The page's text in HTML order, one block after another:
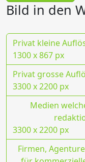
Bild in den
Privat kleine
1300 x 867 px
Privat grosse
3300 x 2200 px
Medien
3300 x 2200 px
Firmen,